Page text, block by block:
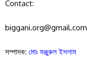
Contact:
biggani.org@gmail.com
সম্পাদক: মোঃ মঞ্জুরুল ইসলাম